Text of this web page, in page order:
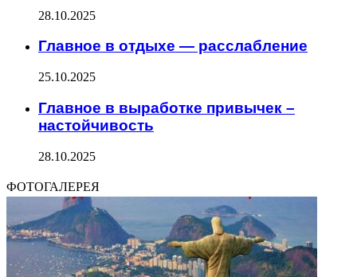
28.10.2025
Главное в отдыхе — расслабление
25.10.2025
Главное в выработке привычек –
настойчивость
28.10.2025
ФОТОГАЛЕРЕЯ